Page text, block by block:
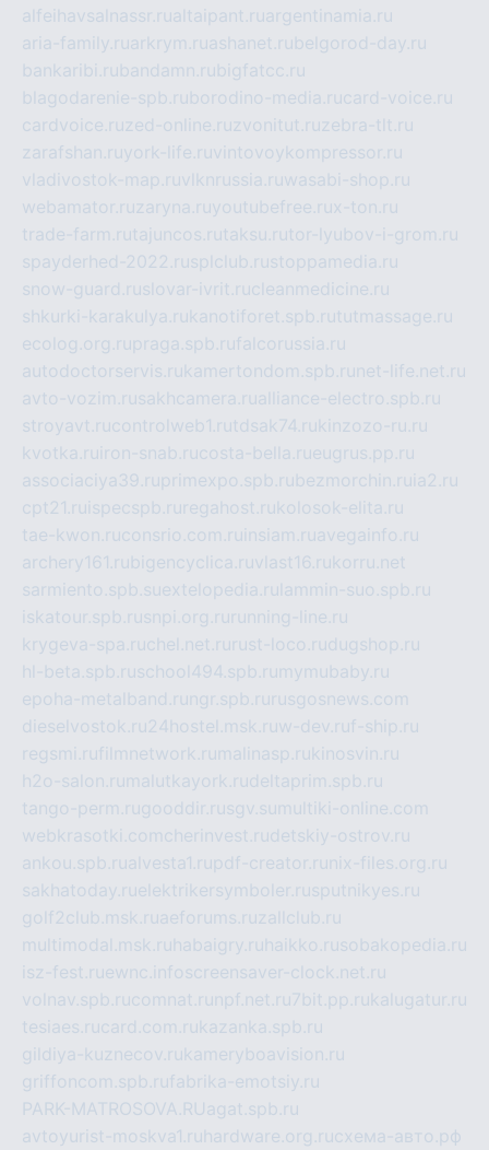
alfeihavsalnassr.rualtaipant.ruargentinamia.ru
aria-family.ruarkrym.ruashanet.rubelgorod-day.ru
bankaribi.rubandamn.rubigfatcc.ru
blagodarenie-spb.ruborodino-media.rucard-voice.ru
cardvoice.ruzed-online.ruzvonitut.ruzebra-tlt.ru
zarafshan.ruyork-life.ruvintovoykompressor.ru
vladivostok-map.ruvlknrussia.ruwasabi-shop.ru
webamator.ruzaryna.ruyoutubefree.rux-ton.ru
trade-farm.rutajuncos.rutaksu.rutor-lyubov-i-grom.ru
spayderhed-2022.rusplclub.rustoppamedia.ru
snow-guard.ruslovar-ivrit.rucleanmedicine.ru
shkurki-karakulya.rukanotiforet.spb.rututmassage.ru
ecolog.org.rupraga.spb.rufalcorussia.ru
autodoctorservis.rukamertondom.spb.ru net-life.net.ru
avto-vozim.rusakhcamera.rualliance-electro.spb.ru
stroyavt.rucontrolweb1.rutdsak74.rukinzozo-ru.ru
kvotka.ru iron-snab.rucosta-bella.rueugrus.pp.ru
associaciya39.ruprimexpo.spb.rubezmorchin.ru ia2.ru
cpt21.ru ispecspb.ru regahost.rukolosok-elita.ru
tae-kwon.ruconsrio.com.ru insiam.ruavegainfo.ru
archery161.rubigencyclica.ruvlast16.rukorru.net
sarmiento.spb.suextelopedia.ru lammin-suo.spb.ru
iskatour.spb.rusnpi.org.ru running-line.ru
krygeva-spa.ruchel.net.ru rust-loco.rudugshop.ru
hl-beta.spb.ruschool494.spb.ru mymubaby.ru
epoha-metalband.ru ngr.spb.ru rusgosnews.com
dieselvostok.ru24hostel.msk.ruw-dev.ruf-ship.ru
regsmi.rufilmnetwork.ru malinasp.rukinosvin.ru
h2o-salon.ru malutkayork.rudeltaprim.spb.ru
tango-perm.rugooddir.rusgv.su multiki-online.com
webkrasotki.comcherinvest.rudetskiy-ostrov.ru
ankou.spb.rualvesta1.rupdf-creator.ru nix-files.org.ru
sakhatoday.ruelektrikersymboler.rusputnikyes.ru
golf2club.msk.ruaeforums.ruzallclub.ru
multimodal.msk.ru habaigry.ru haikko.rusobakopedia.ru
isz-fest.ruewnc.infoscreensaver-clock.net.ru
volnav.spb.rucomnat.ru npf.net.ru 7bit.pp.rukalugatur.ru
tesiaes.rucard.com.rukazanka.spb.ru
gildiya-kuznecov.rukameryboavision.ru
griffoncom.spb.rufabrika-emotsiy.ru
PARK-MATROSOVA.RUagat.spb.ru
avtoyurist-moskva1.ru hardware.org.ruсхема-авто.рф